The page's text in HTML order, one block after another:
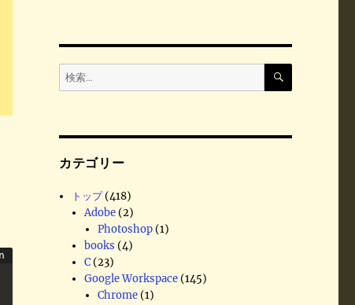
検
索
検
カテゴリー
トップ(418)
Adobe(2)
Photoshop(1)
books (4)
C(23)
Google Workspace(145)
Chrome(1)